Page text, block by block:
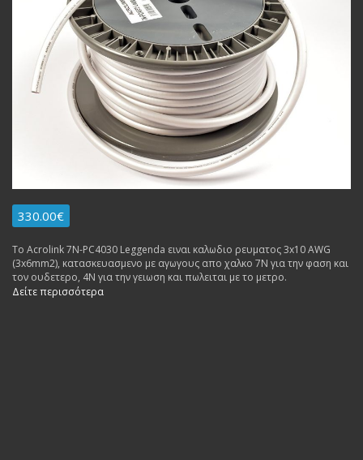
330.00€
Το Acrolink 7N-PC4030 Leggenda ειναι καλωδιο ρευματος 3x10 AWG
(3x6mm2), κατασκευασμενο με αγωγους απο χαλκο 7Ν για την φαση και
τον ουδετερο, 4Ν για την γειωση και πωλειται με το μετρο.
Δείτε περισσότερα